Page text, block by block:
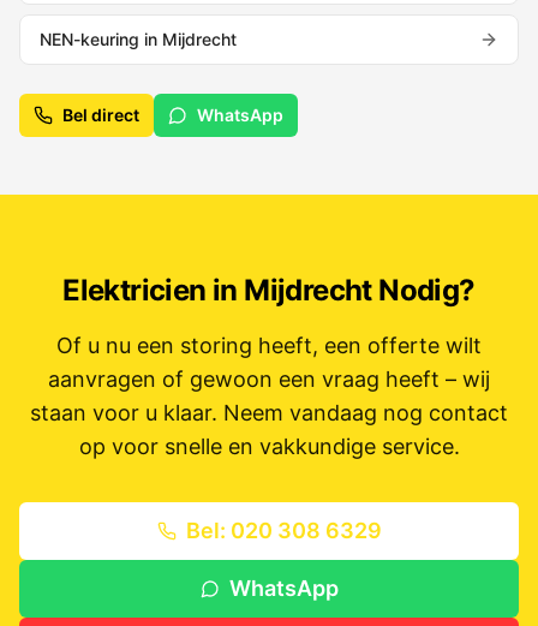
NEN-keuring in Mijdrecht
Bel direct WhatsApp
Elektricien in MijdrechtNodig?
Of u nu een storing heeft, een offerte wilt
aanvragen of gewoon een vraag heeft – wij
staan voor u klaar. Neem vandaag nog contact
op voor snelle en vakkundige service.
Bel: 020 308 6329
WhatsApp